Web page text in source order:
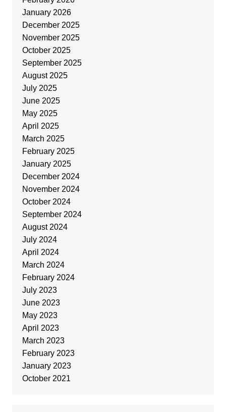
January 2026
December 2025
November 2025
October 2025
September 2025
August 2025
July 2025
June 2025
May 2025
April 2025
March 2025
February 2025
January 2025
December 2024
November 2024
October 2024
September 2024
August 2024
July 2024
April 2024
March 2024
February 2024
July 2023
June 2023
May 2023
April 2023
March 2023
February 2023
January 2023
October 2021